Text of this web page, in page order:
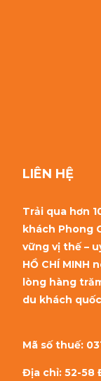
LIÊN HỆ
Trải qua hơn
khách Phong
vững vị thế –
HỒ CHÍ MINH
lòng hàng
du khách
Mã số thuế:
Địa chỉ: 52-58